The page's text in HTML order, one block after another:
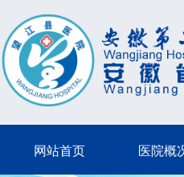
网站首页 医院概
网站首页 医院概况